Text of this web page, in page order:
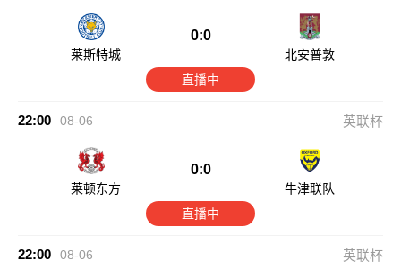
莱斯特城
0:0
北安普敦
直播中
22:00 08-06 英联杯
莱顿东方
0:0
牛津联队
直播中
22:00 08-06 英联杯